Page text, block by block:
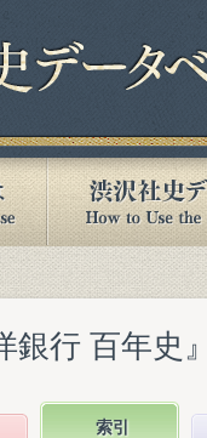
銀行 百年史
索引